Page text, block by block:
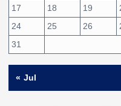
17
18 19
24
25 26
31
« Jul